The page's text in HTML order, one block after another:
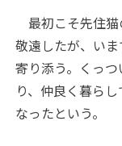
最初こそ先住猫
敬遠したが、い
寄り添う。くっ
り、仲良く暮ら
なったという。